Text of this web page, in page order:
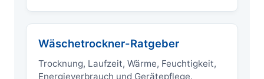
Wäschetrockner-Ratgeber
Trocknung, Laufzeit, Wärme, Feuchtigkeit,
Energieverbrauch und Gerätepflege.